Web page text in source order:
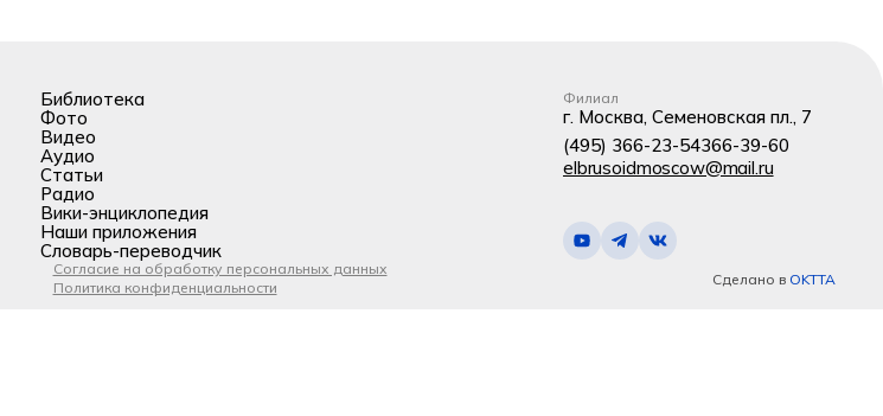
Библиотека
Фото
Видео
Аудио
Статьи
Радио
Вики-энциклопедия
Наши приложения
Словарь-переводчик
Филиал
г. Москва, Семеновская пл., 7
(495) 366-23-54366-39-60
elbrusoidmoscow@mail.ru
Согласие на обработку персональных данных
Политика конфиденциальности
Сделано в OKTTA